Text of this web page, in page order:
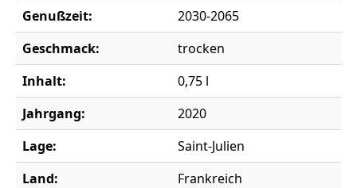
Genußzeit:
2030-2065
Geschmack:
trocken
Inhalt:
0,75 l
Jahrgang:
2020
Lage:
Saint-Julien
Land:
Frankreich